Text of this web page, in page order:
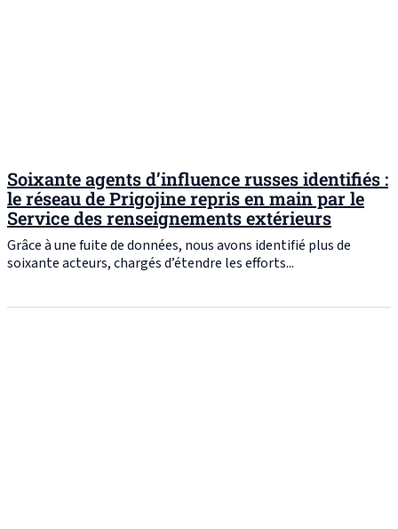
Soixante agents d’influence russes identifiés :
le réseau de Prigojine repris en main par le
Service des renseignements extérieurs
Grâce à une fuite de données, nous avons identifié plus de
soixante acteurs, chargés d’étendre les efforts...